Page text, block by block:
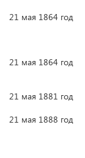
21 мая 1864 год
21 мая 1864 год
21 мая 1881 год
21 мая 1888 год